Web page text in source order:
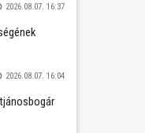
2026.08.07. 16:37
2026.08.07. 16:04